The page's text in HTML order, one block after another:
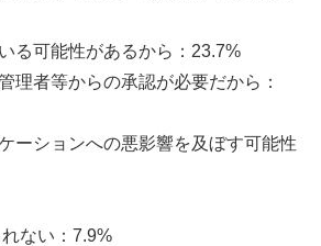
る可能性があるから：23.7%
理者等からの承認が必要だから：
ーションへの悪影響を及ぼす可能性
れない：7.9%